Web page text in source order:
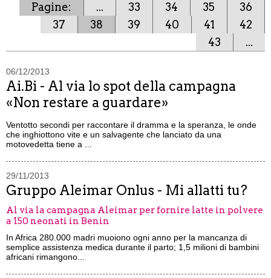
Pagine: ... 33 34 35
36
37
38 39 40 41
42
43
...
06/12/2013
Ai.Bi - Al via lo spot della campagna
«Non restare a guardare»
Ventotto secondi per raccontare il dramma e la speranza, le onde
che inghiottono vite e un salvagente che lanciato da una
motovedetta tiene a ...
29/11/2013
Gruppo Aleimar Onlus - Mi allatti tu?
Al via la campagna Aleimar per fornire latte in polvere
a 150 neonati in Benin
In Africa 280.000 madri muoiono ogni anno per la mancanza di
semplice assistenza medica durante il parto; 1,5 milioni di bambini
africani rimangono...